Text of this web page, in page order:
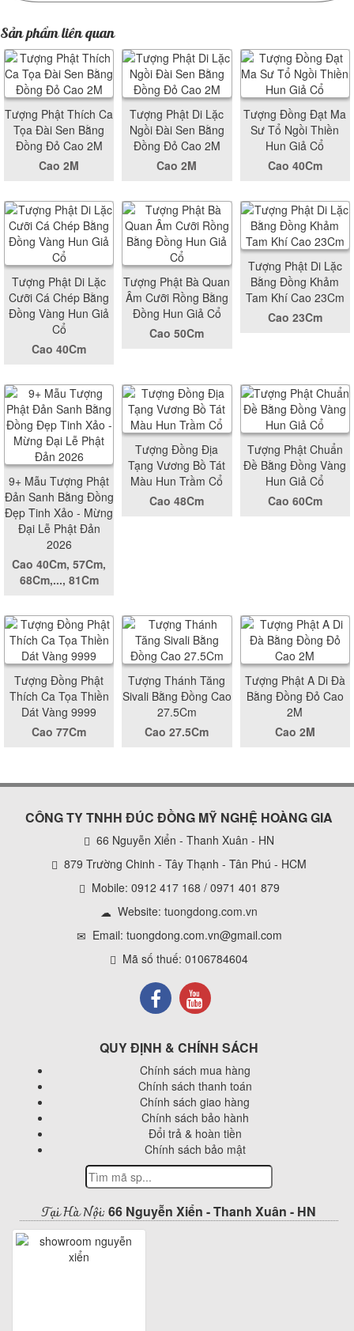
Sản phẩm liên quan
Tượng Phật Thích Ca
Tọa Đài Sen Bằng
Đồng Đỏ Cao 2M
Cao 2M
Tượng Phật Di Lặc
Ngồi Đài Sen Bằng
Đồng Đỏ Cao 2M
Cao 2M
Tượng Đồng Đạt Ma
Sư Tổ Ngồi Thiền
Hun Giả Cổ
Cao 40Cm
Tượng Phật Di Lặc
Cưỡi Cá Chép Bằng
Đồng Vàng Hun Giả
Cổ
Cao 40Cm
Tượng Phật Bà Quan
Âm Cưỡi Rồng Bằng
Đồng Hun Giả Cổ
Cao 50Cm
Tượng Phật Di Lặc
Bằng Đồng Khảm
Tam Khí Cao 23Cm
Cao 23Cm
9+ Mẫu Tượng Phật
Đản Sanh Bằng Đồng
Đẹp Tinh Xảo - Mừng
Đại Lễ Phật Đản
2026
Cao 40Cm, 57Cm,
68Cm,..., 81Cm
Tượng Đồng Địa
Tạng Vương Bồ Tát
Màu Hun Trầm Cổ
Cao 48Cm
Tượng Phật Chuẩn
Đề Bằng Đồng Vàng
Hun Giả Cổ
Cao 60Cm
Tượng Đồng Phật
Thích Ca Tọa Thiền
Dát Vàng 9999
Cao 77Cm
Tượng Thánh Tăng
Sivali Bằng Đồng Cao
27.5Cm
Cao 27.5Cm
Tượng Phật A Di Đà
Bằng Đồng Đỏ Cao
2M
Cao 2M
CÔNG TY TNHH ĐÚC ĐỒNG MỸ NGHỆ HOÀNG GIA
66 Nguyễn Xiển - Thanh Xuân - HN
879 Trường Chinh - Tây Thạnh - Tân Phú - HCM
Mobile: 0912 417 168 / 0971 401 879
Website: tuongdong.com.vn
Email: tuongdong.com.vn@gmail.com
Mã số thuế: 0106784604
QUY ĐỊNH & CHÍNH SÁCH
Chính sách mua hàng
Chính sách thanh toán
Chính sách giao hàng
Chính sách bảo hành
Đổi trả & hoàn tiền
Chính sách bảo mật
Tại Hà Nội: 66 Nguyễn Xiển - Thanh Xuân - HN